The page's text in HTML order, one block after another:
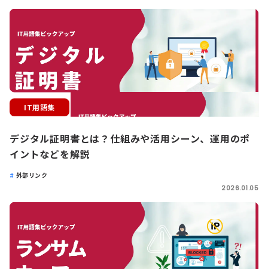
IT用語集
デジタル証明書とは？仕組みや活用シーン、運用のポ
イントなどを解説
外部リンク
2026.01.05